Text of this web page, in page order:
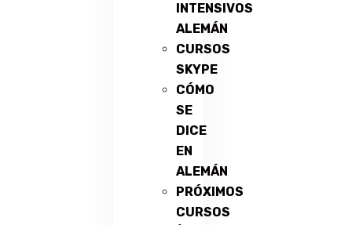
INTENSIVOS
ALEMÁN
CURSOS
SKYPE
CÓMO
SE
DICE
EN
ALEMÁN
PRÓXIMOS
CURSOS